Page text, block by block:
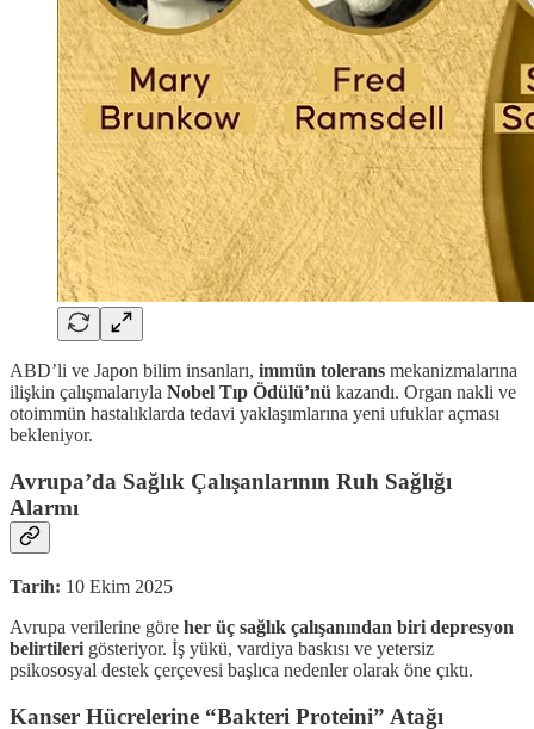
ABD’li ve Japon bilim insanları, immün tolerans mekanizmalarına
ilişkin çalışmalarıyla Nobel Tıp Ödülü’nü kazandı. Organ nakli ve
otoimmün hastalıklarda tedavi yaklaşımlarına yeni ufuklar açması
bekleniyor.
Avrupa’da Sağlık Çalışanlarının Ruh Sağlığı
Alarmı
Tarih: 10 Ekim 2025
Avrupa verilerine göre her üç sağlık çalışanından biri depresyon
belirtileri gösteriyor. İş yükü, vardiya baskısı ve yetersiz
psikososyal destek çerçevesi başlıca nedenler olarak öne çıktı.
Kanser Hücrelerine “Bakteri Proteini” Atağı